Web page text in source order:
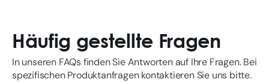
Häufig gestellte Fragen
In unseren FAQs finden Sie Antworten auf Ihre Fragen. Bei
spezifischen Produktanfragen kontaktieren Sie uns bitte.